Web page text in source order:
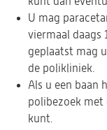
U mag
viermaal daags
geplaatst mag
de polikliniek.
Als u een baan
polibezoek met
kunt.